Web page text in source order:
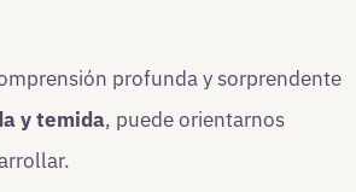
profunda y sorprendente
y temida, puede orientarnos